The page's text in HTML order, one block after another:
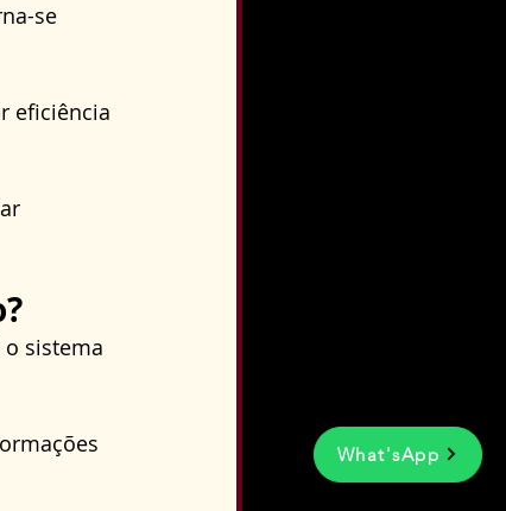
What'sApp
se
eficiência
sistema